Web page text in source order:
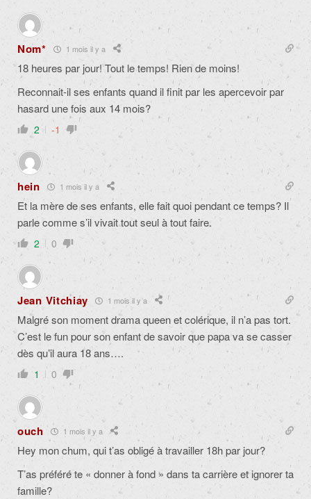
Nom* 1 mois il y a
18 heures par jour! Tout le temps! Rien de moins!
Reconnait-il ses enfants quand il finit par les apercevoir par
hasard une fois aux 14 mois?
2 -1
hein 1 mois il y a
Et la mère de ses enfants, elle fait quoi pendant ce temps? Il
parle comme s’il vivait tout seul à tout faire.
2 0
Jean Vitchiay 1 mois il y a
Malgré son moment drama queen et colérique, il n’a pas tort.
C’est le fun pour son enfant de savoir que papa va se casser
dès qu’il aura 18 ans….
1 0
ouch 1 mois il y a
Hey mon chum, qui t’as obligé à travailler 18h par jour?
T’as préféré te « donner à fond » dans ta carrière et ignorer ta
famille?